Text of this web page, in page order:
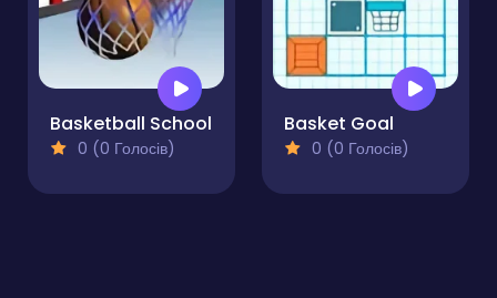
Basketball School
0 (0 Голосів)
Basket Goal
0 (0 Голосів)